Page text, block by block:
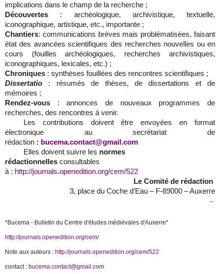
implications dans le champ de la recherche ;
Découvertes : archéologique, archivistique, textuelle,
iconographique, artistique, etc., importante ;
Chantiers: communications brèves mais problématisées, faisant
état des avancées scientifiques des recherches nouvelles ou en
cours (fouilles archéologiques, recherches archivistiques,
iconographiques, lexicales, etc.) ;
Chroniques : synthèses fouillées des rencontres scientifiques ;
Dissertatio : résumés de thèses, de dissertations et de
mémoires ;
Rendez-vous : annonces de nouveaux programmes de
recherches, des rencontres à venir.
Les contributions doivent être envoyées en format
électronique au secrétariat
de
rédaction : bucema.contact@gmail.com
Elles doivent suivre les normes
rédactionnelles consultables
à : http://journals.openedition.org/cem/522
Le Comité de rédaction
3, place du Coche d’Eau – F‐89000 – Auxerre
--
*Bucema - Bulletin du Centre d'études médiévales d'Auxerre*
http://journals.openedition.org/cem/
Note aux auteurs : http://journals.openedition.org/cem/522
contact : bucema.contact@gmail.com